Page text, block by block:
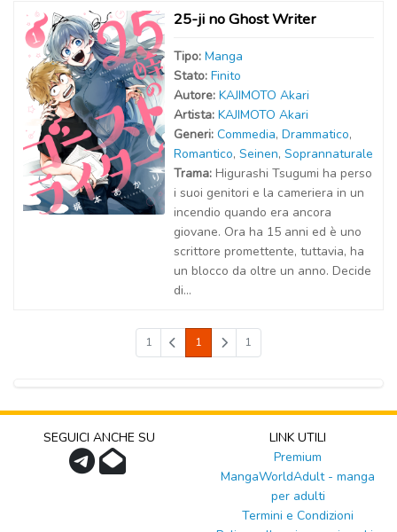
25-ji no Ghost Writer
Tipo: Manga
Stato: Finito
Autore: KAJIMOTO Akari
Artista: KAJIMOTO Akari
Generi: Commedia, Drammatico,
Romantico, Seinen, Soprannaturale
Trama: Higurashi Tsugumi ha perso
i suoi genitori e la cameriera in un
incendio quando era ancora
giovane. Ora ha 15 anni ed è uno
scrittore promettente, tuttavia, ha
un blocco da oltre un anno. Decide
di...
1 1 1
SEGUICI ANCHE SU
LINK UTILI
Premium
MangaWorldAdult - manga
per adulti
Termini e Condizioni